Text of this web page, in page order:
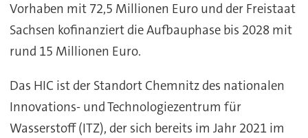
Vorhaben mit 72,5 Millionen Euro und der Freistaat
Sachsen kofinanziert die Aufbauphase bis 2028 mit
rund 15 Millionen Euro.
Das HIC ist der Standort Chemnitz des nationalen
Innovations- und Technologiezentrum für
Wasserstoff (ITZ), der sich bereits im Jahr 2021 im